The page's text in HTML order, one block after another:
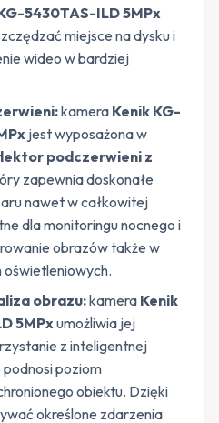
5430TAS-ILD 5MPx
miejsce na dysku i
wideo w bardziej
kamera Kenik KG-
jest wyposażona w
podczerwieni z
zapewnia doskonałe
nawet w całkowitej
dla monitoringu nocnego i
obrazów także w
oświetleniowych.
obrazu:kamera Kenik
5MPxumożliwia jej
z inteligentnej
poziom
obiektu. Dzięki
określone zdarzenia